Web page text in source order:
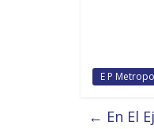
E P
← En El